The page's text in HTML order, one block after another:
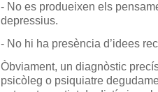
- No es produeixen els
depressius.
- No hi ha presència d’idees
Òbviament, un diagnòstic
psicòleg o psiquiatre